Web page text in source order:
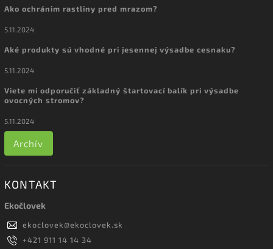
Ako ochránim rastliny pred mrazom?
5.11.2024
Aké produkty sú vhodné pri jesennej výsadbe cesnaku?
5.11.2024
Viete mi odporučiť základný štartovací balík pri výsadbe
ovocných stromov?
5.11.2024
Archív
KONTAKT
Ekočlovek
ekoclovek@ekoclovek.sk
+421 911 14 14 34